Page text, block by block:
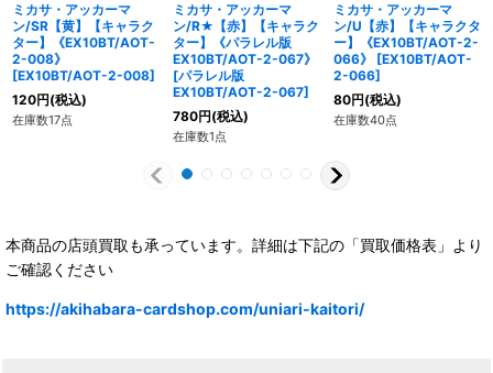
ミカサ・アッカーマ
ン/SR【黄】【キャラク
ター】《EX10BT/AOT-
2-008》
[EX10BT/AOT-2-008]
120円(税込)
在庫数17点
ミカサ・アッカーマ
ン/R★【赤】【キャラク
ター】《パラレル版
EX10BT/AOT-2-067》
[パラレル版
EX10BT/AOT-2-067]
780円(税込)
在庫数1点
ミカサ・アッカーマ
ン/U【赤】【キャラクタ
ー】《EX10BT/AOT-2-
066》
[EX10BT/AOT-
2-066]
80円(税込)
在庫数40点
本商品の店頭買取も承っています。詳細は下記の「買取価格表」より
ご確認ください
https://akihabara-cardshop.com/uniari-kaitori/